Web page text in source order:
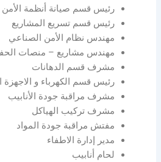
رئيس قسم صيانة أنظمة الأمن
رئيس قسم تسريع المشاريع
مهندس نظام الأمن الصناعي
مهندس مشاريع – منصات
مشرف قسم الدهانات
رئيس قسم الكهرباء و الاجهزة
مشرف مراقبة جودة الأنابيب
مشرف تركيب الهياكل
مفتش مراقبة جودة المواد
مدير إدارة الاطفاء
لحام أنابيب